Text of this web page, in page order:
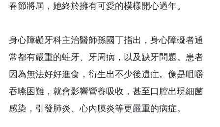
春節將屆，她終於擁有可愛的模樣開心過年。
身心障礙牙科主治醫師孫國丁指出，身心障礙者通
常都有嚴重的蛀牙、牙周病，以及缺牙問題。患者
因為無法好好進食，衍生出不少後遺症。像是咀嚼
吞嚥困難，就會影響營養吸收，甚至口腔出現細菌
感染，引發肺炎、心內膜炎等更嚴重的病症。